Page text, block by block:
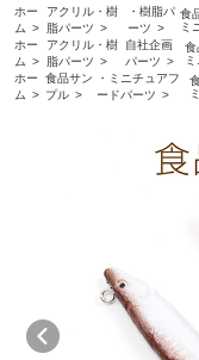
ホー
ム
アクリル・樹
脂パーツ
・樹脂パ
ーツ
食
ミ
ホー
ム
アクリル・樹
脂パーツ
自社企画
パーツ
食
ホー
ム
食品サン
プル
・ミニチュアフ
ードパーツ